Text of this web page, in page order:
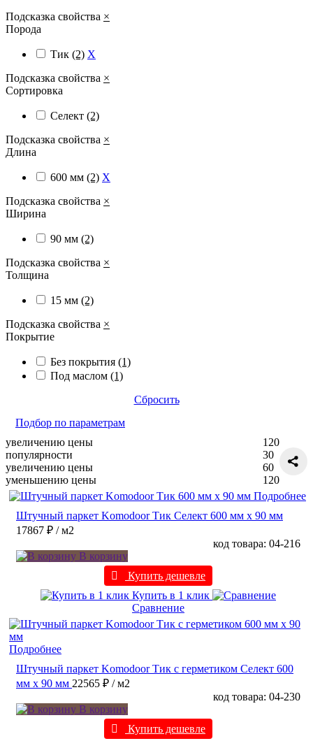
Подсказка свойства ×
Порода
Тик (2) X
Подсказка свойства ×
Сортировка
Селект (2)
Подсказка свойства ×
Длина
600 мм (2) X
Подсказка свойства ×
Ширина
90 мм (2)
Подсказка свойства ×
Толщина
15 мм (2)
Подсказка свойства ×
Покрытие
Без покрытия (1)
Под маслом (1)
Сбросить
Подбор по параметрам
увеличению цены
популярности
увеличению цены
уменьшению цены
120
30
60
120
Подробнее
Штучный паркет Komodoor Тик Селект 600 мм х 90 мм
17867 ₽ / м2
код товара: 04-216
В корзину
Купить дешевле
Купить в 1 клик
Сравнение
Подробнее
Штучный паркет Komodoor Тик с герметиком Селект 600
мм х 90 мм 22565 ₽ / м2
код товара: 04-230
В корзину
Купить дешевле